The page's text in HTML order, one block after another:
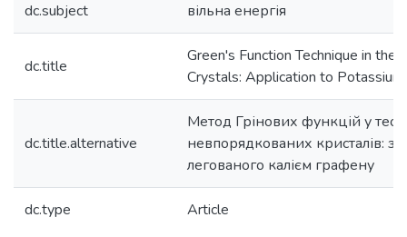
dc.subject вільна енергія
dc.title
Green's Function Technique in the
Crystals: Application to
dc.title.alternative
Метод Грінових функцій у
невпорядкованих кристалів:
легованого калієм графену
dc.type Article